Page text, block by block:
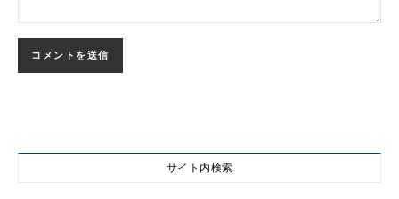
サイト内検索